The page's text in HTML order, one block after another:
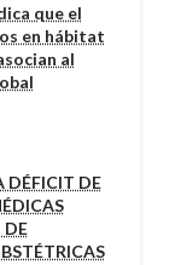
que el
en hábitat
al
DÉFICIT DE
DE